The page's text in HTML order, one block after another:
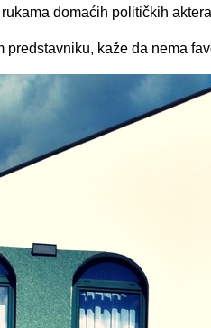
domaćih političkih
predstavniku, kaže da nema